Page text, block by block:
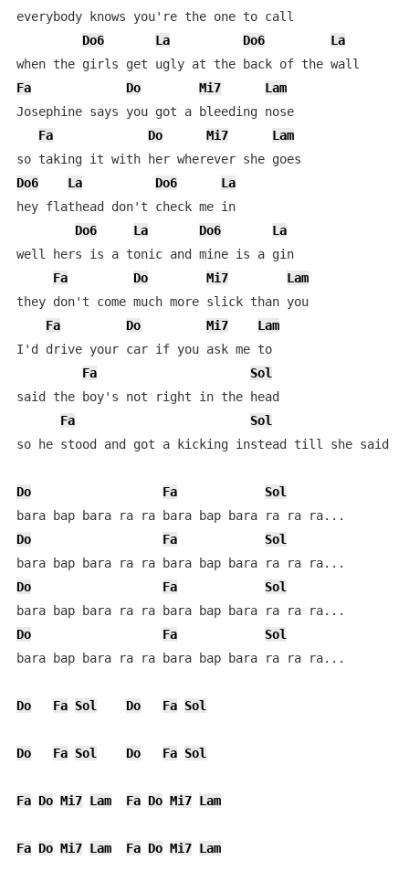
everybody knows you're the one to call
Do6
La Do6
La
Fa
Do Mi7
Lam
Josephine says you got a bleeding nose
Fa
Do Mi7
Lam
Do6
La Do6
La
hey flathead don't check me in
Do6
La Do6
La
well hers is a tonic and mine is a gin
Fa
Do Mi7
Lam
they don't come much more slick than you
Fa
Do Mi7
Lam
I'd drive your car if you ask me to
Fa
Sol
said the boy's not right in the head
Fa
Sol
so he stood and got a kicking instead till she said
Do Fa
Sol
Do
Fa
Sol
Do
Fa
Sol
Do
Fa
Sol
bara bap bara ra ra bara bap bara ra ra ra...
Do Fa Sol Do Fa Sol
Do Fa Sol Do Fa Sol
Fa Do Mi7 Lam Fa Do Mi7 Lam
Fa Do Mi7 Lam Fa Do Mi7 Lam